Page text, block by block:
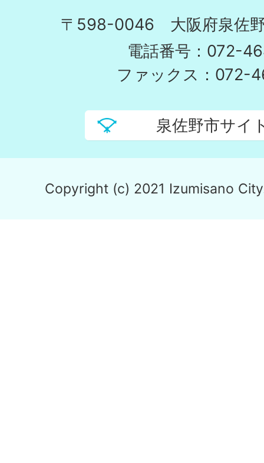
〒598-0046 大阪府泉佐
電話番号：072-
ファックス：072-
泉佐野市サイ
Copyright (c) 2021 Izumisano